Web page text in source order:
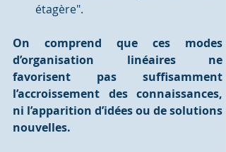
étagère".
On comprend que ces modes
d’organisation linéaires ne
favorisent pas suffisamment
l’accroissement des connaissances,
ni l’apparition d’idées ou de solutions
nouvelles.